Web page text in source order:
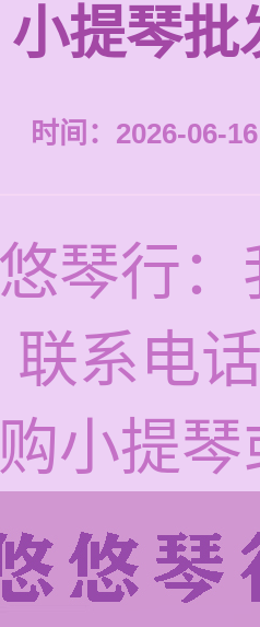
小提琴批
时间：2026-06-
琴行
联系电
小提